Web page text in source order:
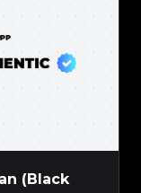
(Black